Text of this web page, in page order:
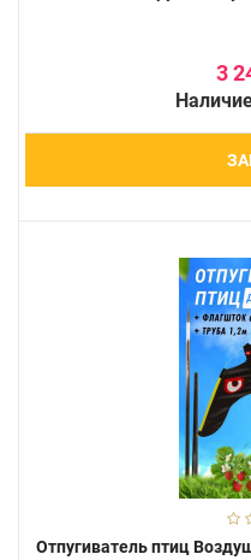
3
Отпугиватель птиц